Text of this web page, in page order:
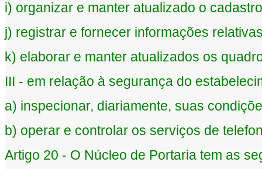
i) organizar e manter atualizado o
j) registrar e fornecer informações
k) elaborar e manter atualizados os
III - em relação à segurança do
a) inspecionar, diariamente, suas
b) operar e controlar os serviços de
Artigo 20 - O Núcleo de Portaria tem as